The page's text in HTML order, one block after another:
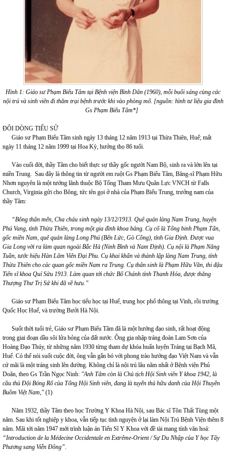
Hình 1: Giáo sư Phạm Biểu Tâm tại Bệnh viện Bình Dân (1960), mỗi buổi sáng cùng các
nội trú và sinh viên đi thăm trại bệnh trước khi vào phòng mổ. [nguồn: hình tư liệu gia đình
Gs Phạm Biểu Tâm*]
ĐÔI DÒNG TIỂU SỬ
Giáo sư Phạm Biểu Tâm sinh ngày 13 tháng 12 năm 1913 tại Thừa Thiên, Huế; mất
ngày 11 tháng 12 năm 1999 tại Hoa Kỳ, hưởng thọ 86 tuổi.
Vào cuối đời, thầy Tâm cho biết thực sự thầy gốc người Nam Bộ, sinh ra và lớn lên tại
miền Trung. Sau đây là thông tin từ người em ruột Gs Phạm Biểu Tâm, Băng-sĩ Phạm Hữu
Nhơn nguyên là một tướng lãnh thuộc Bộ Tổng Tham Mưu Quân Lực VNCH từ Falls
Church, Virginia gửi cho Bông, tức tên gọi ở nhà của Phạm Biểu Trung, trưởng nam của
thầy Tâm:
“Bông thân mến, Cha cháu sinh ngày 13/12/1913. Quê quán làng Nam Trung, huyện
Phú Vang, tỉnh Thừa Thiên, trong một gia đình khoa bảng. Cụ cố là Tổng binh Phạm Tấn,
gốc miền Nam, quê quán làng Long Phú (Bến Lức, Gò Công), tỉnh Gia Định. Được vua
Gia Long vời ra làm quan ngoài Bắc Hà (Ninh Bình và Nam Định). Cụ nội là Phạm Năng
Tuần, tước hiệu Hàn Lâm Viên Đại Phu. Cụ khai khẩn và thành lập làng Nam Trung, tỉnh
Thừa Thiên cho các quan gốc miền Nam ra Trung. Cụ thân sinh là Phạm Hữu Văn, thi đậu
Tiến sĩ khoa Quí Sửu 1913. Làm quan tới chức Bố Chánh tỉnh Thanh Hóa, được thăng
Thượng Thư Trị Sứ khi đã về hưu.”
Giáo sư Phạm Biểu Tâm học tiểu học tại Huế, trung học phổ thông tại Vinh, rồi trường
Quốc Học Huế, và trường Bưởi Hà Nội.
Suốt thời tuổi trẻ, Giáo sư Phạm Biểu Tâm đã là một hướng đạo sinh, rất hoạt động
trong giai đoạn dầu sôi lửa bỏng của đất nước. Ông gia nhập tráng đoàn Lam Sơn của
Hoàng Đạo Thúy, từ những năm 1930 từng tham dự khóa huấn luyện Tráng tại Bạch Mã,
Huế. Có thể nói suốt cuộc đời, ông vẫn gắn bó với phong trào hướng đạo Việt Nam và vẫn
cứ mãi là một tráng sinh lên đường. Không chỉ là nội trú lâu năm nhất ở Bệnh viện Phủ
Doãn, theo Gs Trần Ngọc Ninh: "Anh Tâm còn là Chủ tịch Hội Sinh viên Y khoa 1942, là
cầu thủ Đội Bóng Rổ của Tổng Hội Sinh viên, đang là tuyển thủ hữu danh của Hội Thuyền
Buồm Việt Nam," (1)
Năm 1932, thầy Tâm theo học Trường Y Khoa Hà Nội, sau Bác sĩ Tôn Thất Tùng một
năm. Sau khi tốt nghiệp y khoa, vẫn tiếp tục tình nguyện ở lại làm Nội Trú Bệnh Viện thêm 8
năm. Mãi tới năm 1947 mới trình luận án Tiến Sĩ Y Khoa với đề tài mang tính văn hoá:
“Introduction de la Médecine Occidentale en Extrême-Orient / Sự Du Nhập của Y học Tây
Phương sang Viễn Đông”.